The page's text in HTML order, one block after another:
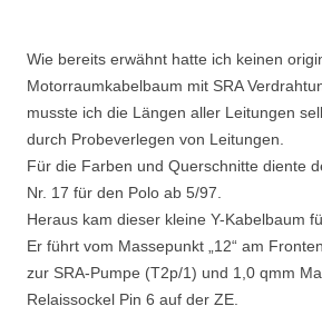
Wie bereits erwähnt hatte ich keinen
Motorraumkabelbaum mit SRA
musste ich die Längen aller Leitungen
durch Probeverlegen von Leitungen.
Für die Farben und Querschnitte diente
Nr. 17 für den Polo ab 5/97.
Heraus kam dieser kleine Y-Kabelbaum
Er führt vom Massepunkt „12“ am
zur SRA-Pumpe (T2p/1) und 1,0 qmm
Relaissockel Pin 6 auf der ZE.